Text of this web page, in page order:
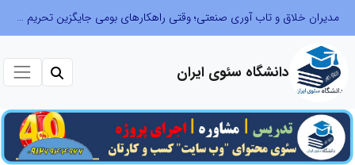
مدیران خلاق و تاب آوری صنعتی؛ وقتی راهکارهای بومی جایگزین تحریم میشود
دانشگاه سئوی ایران